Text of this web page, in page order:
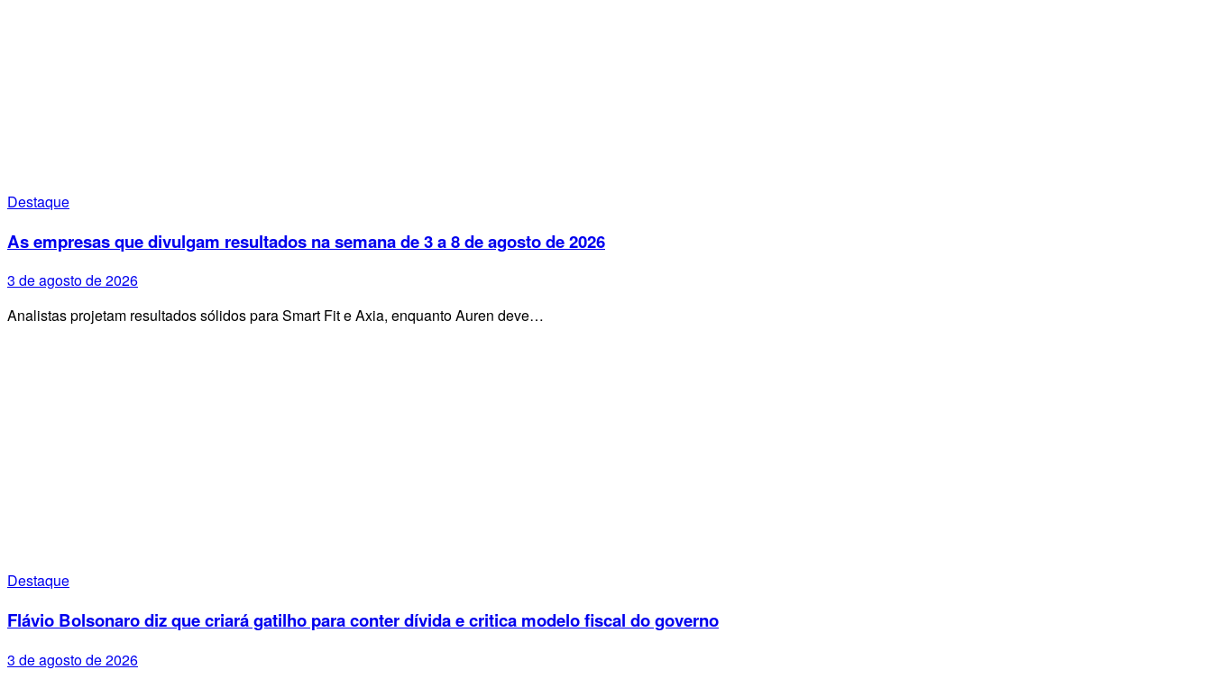
Destaque
As empresas que divulgam resultados na semana de 3 a 8 de agosto de 2026
3 de agosto de 2026
Analistas projetam resultados sólidos para Smart Fit e Axia, enquanto Auren deve…
Destaque
Flávio Bolsonaro diz que criará gatilho para conter dívida e critica modelo fiscal do governo
3 de agosto de 2026